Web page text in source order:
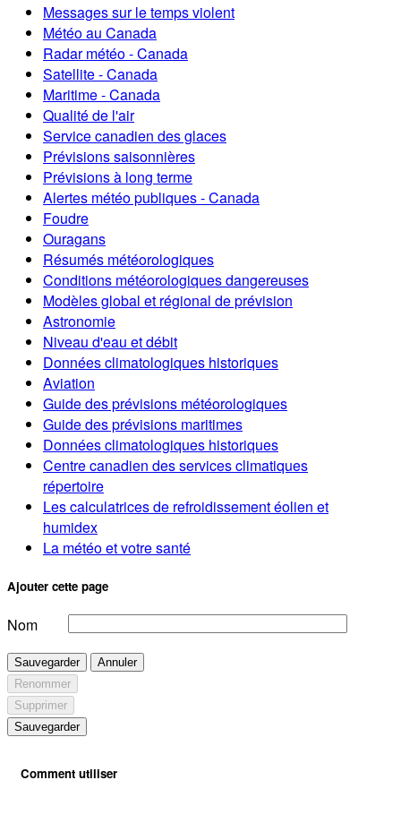
Messages sur le temps violent
Météo au Canada
Radar météo - Canada
Satellite - Canada
Maritime - Canada
Qualité de l'air
Service canadien des glaces
Prévisions saisonnières
Prévisions à long terme
Alertes météo publiques - Canada
Foudre
Ouragans
Résumés météorologiques
Conditions météorologiques dangereuses
Modèles global et régional de prévision
Astronomie
Niveau d'eau et débit
Données climatologiques historiques
Aviation
Guide des prévisions météorologiques
Guide des prévisions maritimes
Données climatologiques historiques
Centre canadien des services climatiques
répertoire
Les calculatrices de refroidissement éolien et
humidex
La météo et votre santé
Ajouter cette page
Nom
Sauvegarder
Annuler
Renommer
Supprimer
Sauvegarder
Comment utiliser